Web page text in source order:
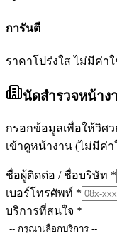
การันตี
ราคาโปร่งใส ไม่มีค่า
นัดสำรวจหน้าง
กรอกข้อมูลเพื่อให้วิศ
เข้าดูหน้างาน (ไม่มีค่า
ชื่อผู้ติดต่อ / ชื่อบริษัท *
เบอร์โทรศัพท์ *
บริการที่สนใจ *